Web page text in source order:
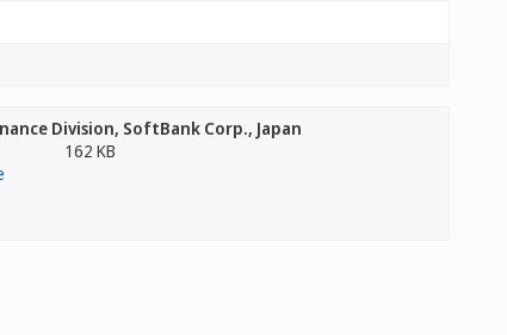
Division, SoftBank Corp., Japan
162 KB